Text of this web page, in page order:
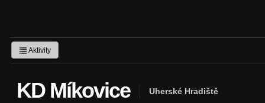
Aktivity
KD Míkovice Uherské Hradiště